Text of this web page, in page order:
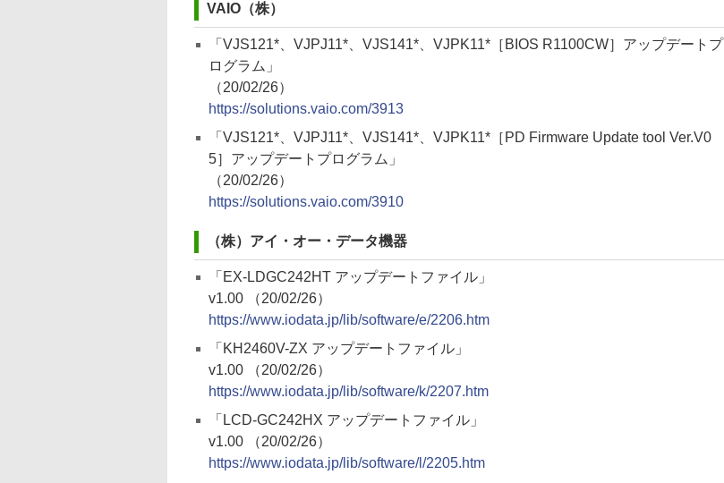
VAIO（株）
「VJS121*、VJPJ11*、VJS141*、VJPK11*［BIOS R1100CW］アップデートプ
ログラム」
（20/02/26）
https://solutions.vaio.com/3913
「VJS121*、VJPJ11*、VJS141*、VJPK11*［PD Firmware Update tool Ver.V0
5］アップデートプログラム」
（20/02/26）
https://solutions.vaio.com/3910
（株）アイ・オー・データ機器
「EX-LDGC242HT アップデートファイル」
v1.00 （20/02/26）
https://www.iodata.jp/lib/software/e/2206.htm
「KH2460V-ZX アップデートファイル」
v1.00 （20/02/26）
https://www.iodata.jp/lib/software/k/2207.htm
「LCD-GC242HX アップデートファイル」
v1.00 （20/02/26）
https://www.iodata.jp/lib/software/l/2205.htm